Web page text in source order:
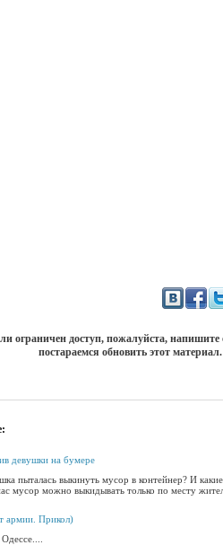
ограничен доступ, пожалуйста,
постараемся обновить этот материал.
девушки на бумере
пыталась выкинуть мусор в контейнер? И
мусор можно выкидывать только по месту
армии. Прикол)